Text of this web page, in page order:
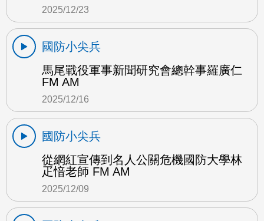
2025/12/23
國防小尖兵
馬尾戰役軍事新聞研究會總幹事羅廣仁
FM AM
2025/12/16
國防小尖兵
從網紅宣傳到名人公關危機國防大學林
疋愔老師 FM AM
2025/12/09